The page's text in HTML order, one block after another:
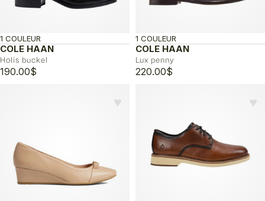
COLE HAAN
Holis buckel
1 COULEUR
190.00$
COLE HAAN
Lux penny
1 COULEUR
220.00$
♥︎ ♥︎